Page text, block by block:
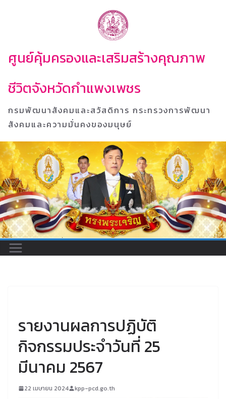
ศูนย์คุ้มครองและเสริมสร้างคุณภาพ
ชีวิตจังหวัดกำแพงเพชร
กรมพัฒนาสังคมและสวัสดิการ กระทรวงการพัฒนา
สังคมและความมั่นคงของมนุษย์
รายงานผลการปฏิบัติ
กิจกรรมประจำวันที่ 25
มีนาคม 2567
22 เมษายน 2024 kpp-pcd.go.th